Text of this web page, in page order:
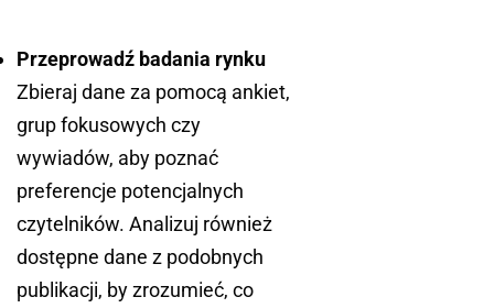
Przeprowadź badania rynku
Zbieraj dane za pomocą ankiet,
grup fokusowych czy
wywiadów, aby poznać
preferencje potencjalnych
czytelników. Analizuj również
dostępne dane z podobnych
publikacji, by zrozumieć, co